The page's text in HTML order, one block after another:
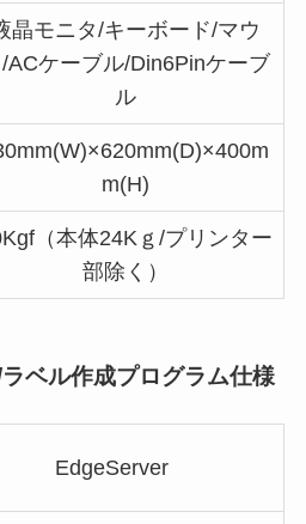
晶モニタ/キーボード/マウ
/ACケーブル/Din6Pinケーブ
ル
m(H)
（本体24Kｇ/プリンター
部除く）
ベル作成プログラム仕様
EdgeServer